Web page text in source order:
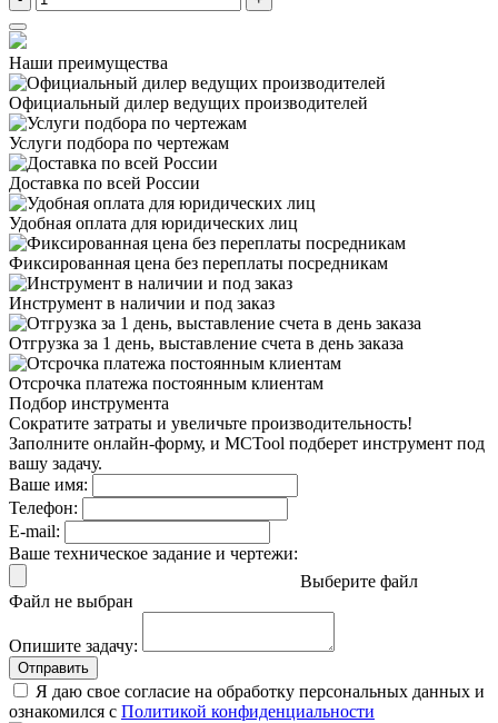
Наши преимущества
Официальный дилер ведущих производителей
Услуги подбора по чертежам
Доставка по всей России
Удобная оплата для юридических лиц
Фиксированная цена без переплаты посредникам
Инструмент в наличии и под заказ
Отгрузка за 1 день, выставление счета в день заказа
Отсрочка платежа постоянным клиентам
Подбор инструмента
Сократите затраты и увеличьте производительность!
Заполните онлайн-форму, и MCTool подберет инструмент под
вашу задачу.
Ваше имя:
Телефон:
E-mail:
Ваше техническое задание и чертежи:
Выберите файл
Файл не выбран
Опишите задачу:
Отправить
Я даю свое согласие на обработку персональных данных и
ознакомился с Политикой конфиденциальности